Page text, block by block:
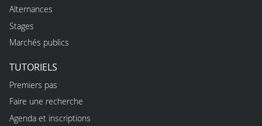
Alternances
Stages
Marchés publics
TUTORIELS
Premiers pas
Faire une recherche
Agenda et inscriptions